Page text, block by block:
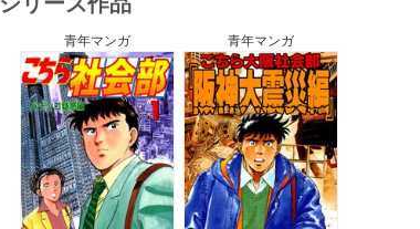
青年マンガ 青年マンガ